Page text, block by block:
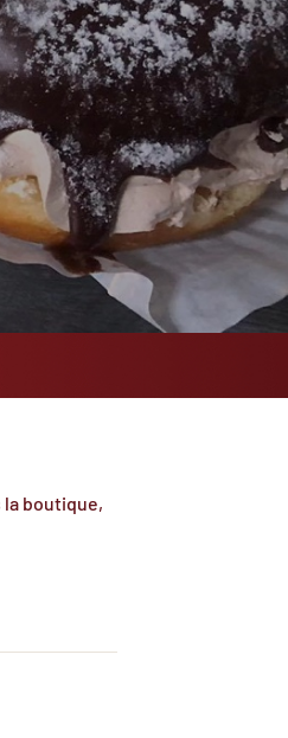
la boutique,